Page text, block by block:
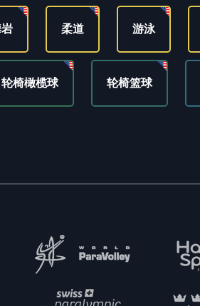
柔道 游泳
轮椅橄榄球 轮椅篮球